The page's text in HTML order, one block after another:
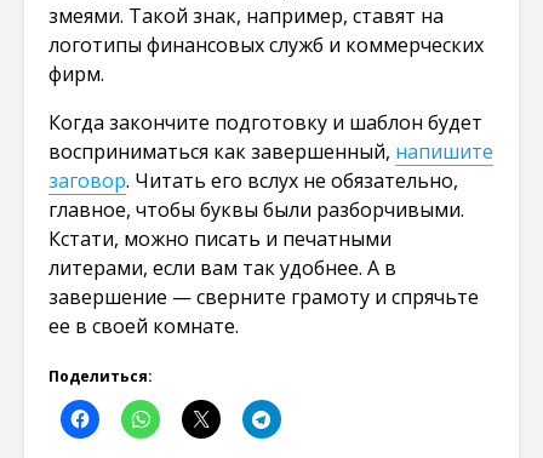
змеями. Такой знак, например, ставят на
логотипы финансовых служб и коммерческих
фирм.
Когда закончите подготовку и шаблон будет
восприниматься как завершенный, напишите
заговор. Читать его вслух не обязательно,
главное, чтобы буквы были разборчивыми.
Кстати, можно писать и печатными
литерами, если вам так удобнее. А в
завершение — сверните грамоту и спрячьте
ее в своей комнате.
Поделиться: